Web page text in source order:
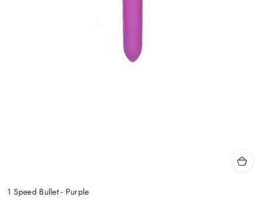
1 Speed Bullet - Purple